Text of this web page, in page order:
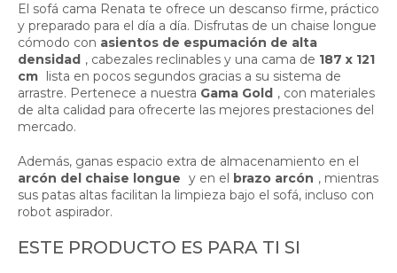
El sofá cama Renata te ofrece un descanso firme, práctico
y preparado para el día a día. Disfrutas de un chaise longue
cómodo con asientos de espumación de alta
densidad , cabezales reclinables y una cama de 187 x 121
cm
lista en pocos segundos gracias a su sistema de
arrastre. Pertenece a nuestra Gama Gold , con materiales
de alta calidad para ofrecerte las mejores prestaciones del
mercado.
Además, ganas espacio extra de almacenamiento en el
arcón del chaise longue y en el brazo arcón , mientras
sus patas altas facilitan la limpieza bajo el sofá, incluso con
robot aspirador.
ESTE PRODUCTO ES PARA TI SI